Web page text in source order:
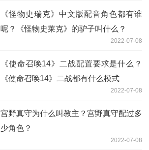
《怪物史瑞克》中文版配音角色都有谁
呢？《怪物史莱克》的驴子叫什么？
2022-07-08
《使命召唤14》二战配置要求是什么？
《使命召唤14》二战都有什么模式
2022-07-08
宫野真守为什么叫教主？宫野真守配过多
少角色？
2022-07-08